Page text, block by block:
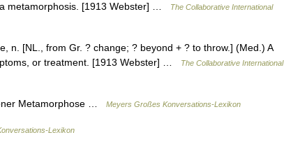
metamorphosis. [1913 Webster] …
The Collaborative International
n. [NL., from Gr. ? change; ? beyond + ? to throw.] (Med.) A
or treatment. [1913 Webster] …
The Collaborative International
Metamorphose … Meyers Großes Konversations-Lexikon
Lexikon